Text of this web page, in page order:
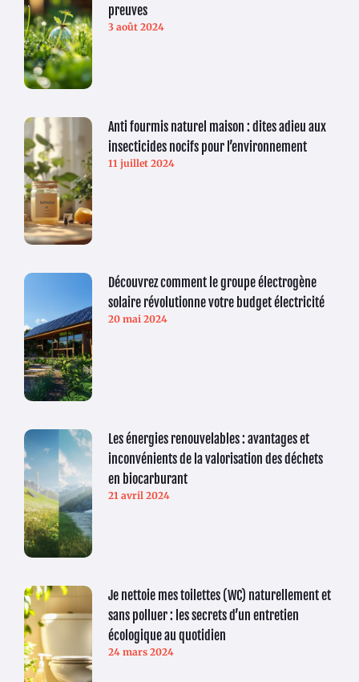
preuves
3 août 2024
Anti fourmis naturel maison : dites adieu aux
insecticides nocifs pour l’environnement
11 juillet 2024
Découvrez comment le groupe électrogène
solaire révolutionne votre budget électricité
20 mai 2024
Les énergies renouvelables : avantages et
inconvénients de la valorisation des déchets
en biocarburant
21 avril 2024
Je nettoie mes toilettes (WC) naturellement et
sans polluer : les secrets d’un entretien
écologique au quotidien
24 mars 2024